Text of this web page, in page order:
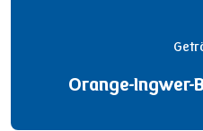
Orange-Ingwer-